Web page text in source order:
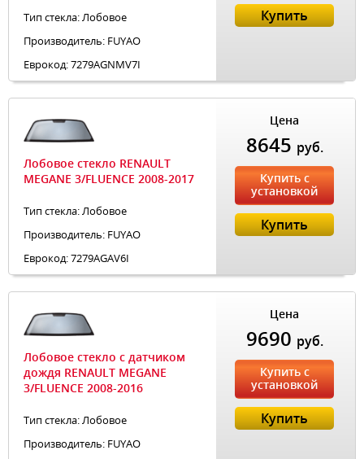
Тип стекла: Лобовое
Производитель: FUYAO
Еврокод: 7279AGNMV7I
Купить
Лобовое стекло RENAULT
MEGANE 3/FLUENCE 2008-2017
Тип стекла: Лобовое
Производитель: FUYAO
Еврокод: 7279AGAV6I
Цена
8645 руб.
Купить с
установкой
Купить
Лобовое стекло с датчиком
дождя RENAULT MEGANE
3/FLUENCE 2008-2016
Тип стекла: Лобовое
Производитель: FUYAO
Цена
9690 руб.
Купить с
установкой
Купить